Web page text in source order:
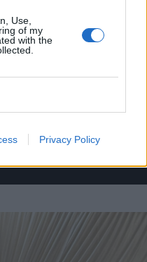
Use,
of my
with the
Privacy Policy